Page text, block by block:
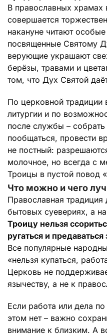
В православных храмах
совершается
накануне читают
посвященные Святому
верующие украшают
берёзы, травами и
том, что Дух Святой
По церковной традиции
литургии и по
после службы –
пообщаться, провести
не постный:
молочное, но всегда с
Троицы в пустой повод
Что можно и чего
Православная традиция
бытовых суевериях, а
Троицу нельзя
ругаться и
Все популярные
«нельзя купаться,
Церковь не
язычеству, а не к
Если работа или дела
этом нет – важно
внимание к близким. А